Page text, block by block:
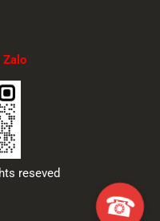
Zalo
reseved
☎